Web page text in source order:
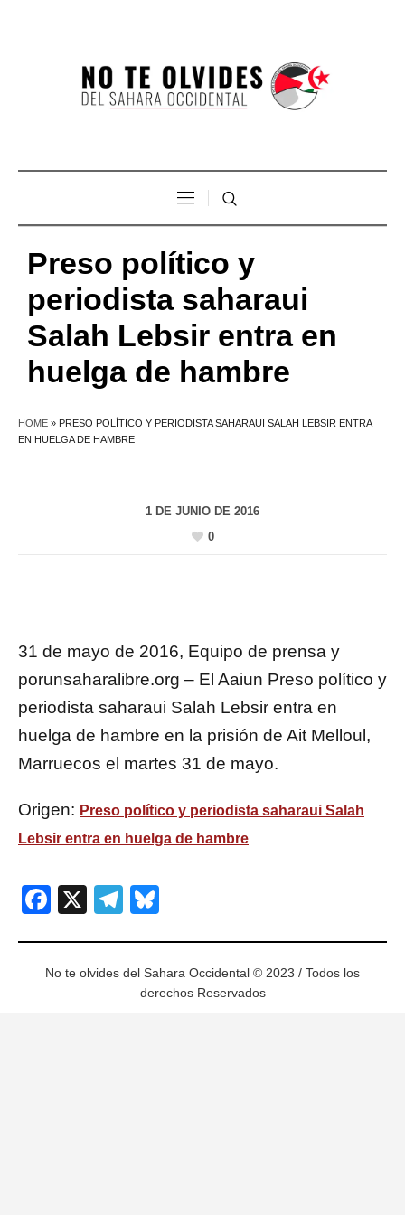
Preso político y
periodista saharaui
Salah Lebsir entra en
huelga de hambre
HOME » PRESO POLÍTICO Y PERIODISTA SAHARAUI SALAH LEBSIR ENTRA
EN HUELGA DE HAMBRE
1 DE JUNIO DE 2016
0
31 de mayo de 2016, Equipo de prensa y
porunsaharalibre.org – El Aaiun Preso político y
periodista saharaui Salah Lebsir entra en
huelga de hambre en la prisión de Ait Melloul,
Marruecos el martes 31 de mayo.
Origen: Preso político y periodista saharaui Salah
Lebsir entra en huelga de hambre
Facebook
X Telegram
No te olvides del Sahara Occidental © 2023 / Todos los
derechos Reservados